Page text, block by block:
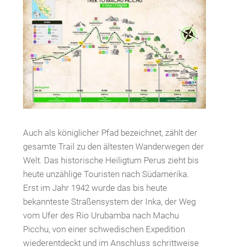
Auch als königlicher Pfad bezeichnet, zählt der
gesamte Trail zu den ältesten Wanderwegen der
Welt. Das historische Heiligtum Perus zieht bis
heute unzählige Touristen nach Südamerika.
Erst im Jahr 1942 wurde das bis heute
bekannteste Straßensystem der Inka, der Weg
vom Ufer des Rio Urubamba nach Machu
Picchu, von einer schwedischen Expedition
wiederentdeckt und im Anschluss schrittweise